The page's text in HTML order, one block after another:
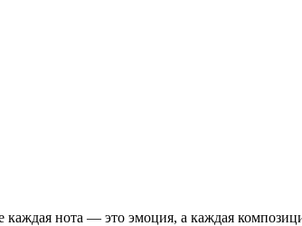
каждая нота — это эмоция, а каждая